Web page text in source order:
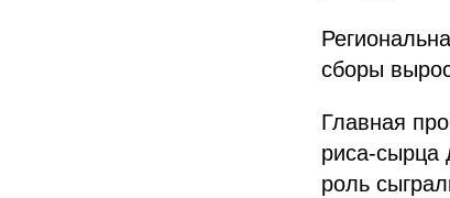
сборы
Главная
риса-сырца
роль